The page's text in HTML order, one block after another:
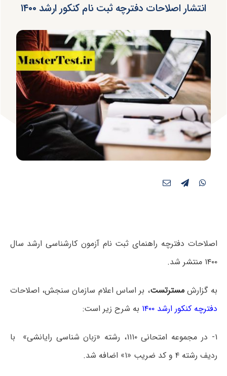
انتشار اصلاحات دفترچه ثبت نام کنکور ارشد ۱۴۰۰
اصلاحات دفترچه راهنمای ثبت نام آزمون کارشناسی ارشد سال
۱۴۰۰ منتشر شد.
به گزارشمسترتست، بر اساس اعلام سازمان سنجش، اصلاحات
دفترچه کنکور ارشد ۱۴۰۰
به شرح زیر است:
۱- در مجموعه امتحانی ۱۱۱۰، رشته «زبان شناسی رایانشی» با
ردیف رشته ۴ و کد ضریب «۱» اضافه شد.